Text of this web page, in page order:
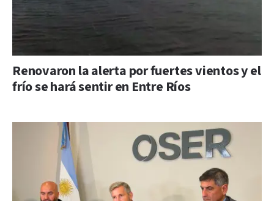
Renovaron la alerta por fuertes vientos y el
frío se hará sentir en Entre Ríos